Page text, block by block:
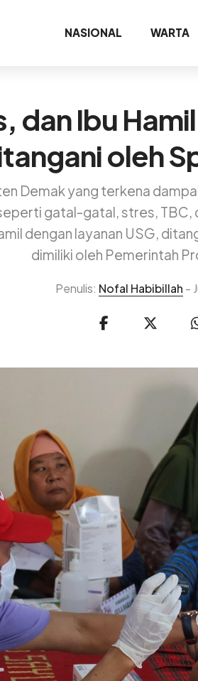
NASIONAL WARTA
dan Ibu
oleh
Demak yang terkena
gatal-gatal, stres,
dengan layanan USG,
dimiliki oleh Pemerintah
Penulis: Nofal Habibillah -